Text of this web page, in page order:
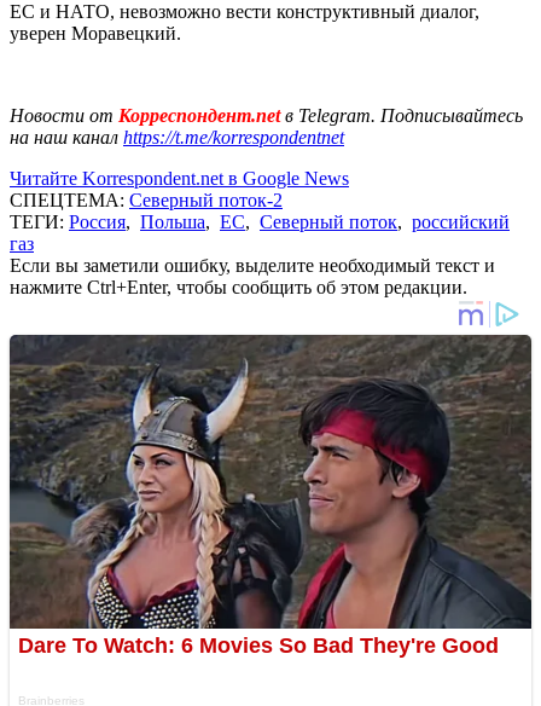
ЕС и НАТО, невозможно вести конструктивный диалог,
уверен Моравецкий.
Новости от Корреспондент.netв Telegram. Подписывайтесь
на наш канал https://t.me/korrespondentnet
Читайте Korrespondent.net в Google News
СПЕЦТЕМА: Северный поток-2
ТЕГИ: Россия, Польша, ЕС, Северный поток, российский
газ
Если вы заметили ошибку, выделите необходимый текст и
нажмите Ctrl+Enter, чтобы сообщить об этом редакции.